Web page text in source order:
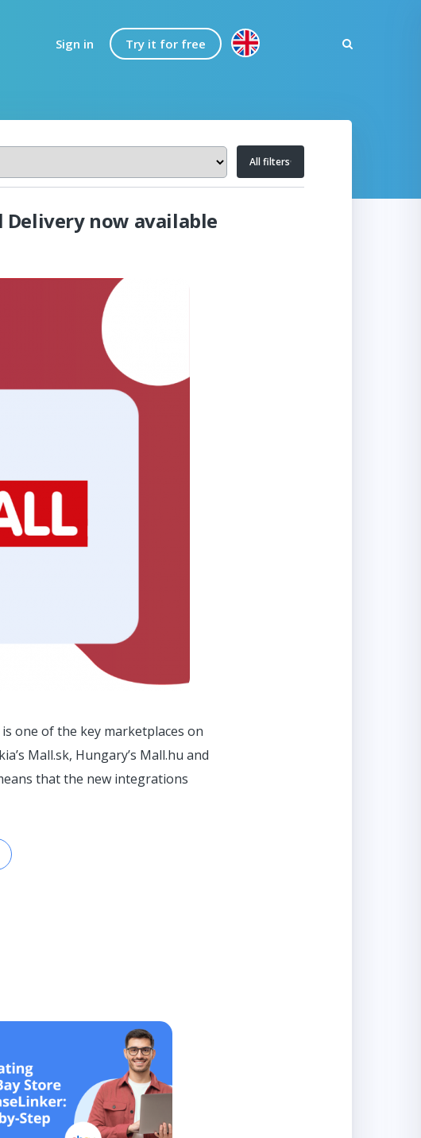
Sign in Try it for free
All filters
now available
one of the key marketplaces on
Mall.sk, Hungary’s Mall.hu and
that the new integrations